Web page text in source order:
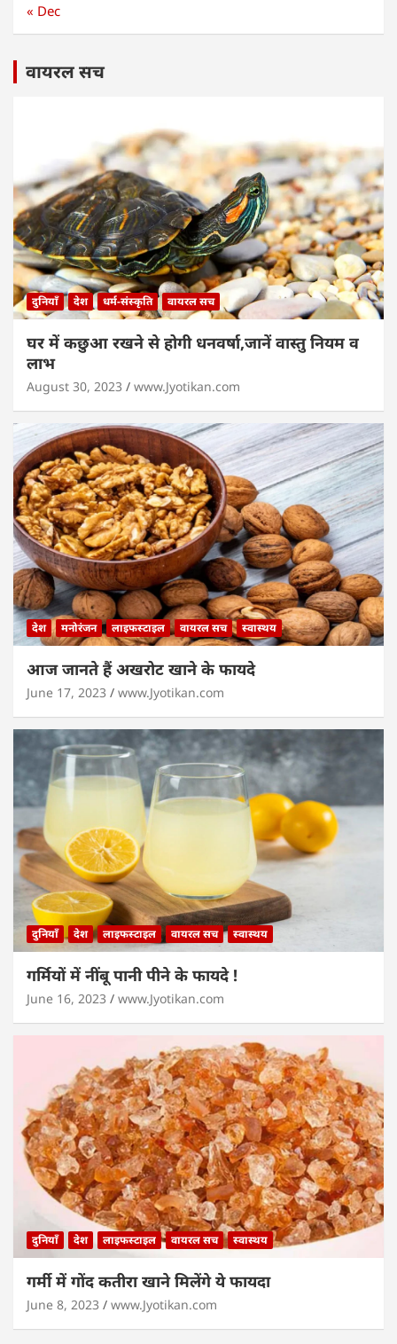
« Dec
वायरल सच
दुनियाँ देश धर्म-संस्कृति वायरल सच
घर में कछुआ रखने से होगी धनवर्षा,जानें वास्तु नियम व
लाभ
August 30, 2023 www.Jyotikan.com
देश मनोरंजन लाइफस्टाइल वायरल सच स्वास्थय
आज जानते हैं अखरोट खाने के फायदे
June 17, 2023 www.Jyotikan.com
दुनियाँ देश लाइफस्टाइल वायरल सच स्वास्थय
गर्मियों में नींबू पानी पीने के फायदे !
June 16, 2023 www.Jyotikan.com
दुनियाँ देश लाइफस्टाइल वायरल सच स्वास्थय
गर्मी में गोंद कतीरा खाने मिलेंगे ये फायदा
June 8, 2023 www.Jyotikan.com